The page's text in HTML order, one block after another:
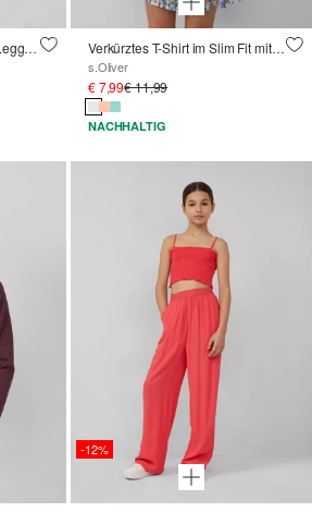
Kuschelige Thermofleece-Leggings mit Glitzerprint Verkürztes T-Shirt im Slim Fit mit Wellensaum
s.Oliver
€ 7,99€ 11,99
NACHHALTIG
-12%